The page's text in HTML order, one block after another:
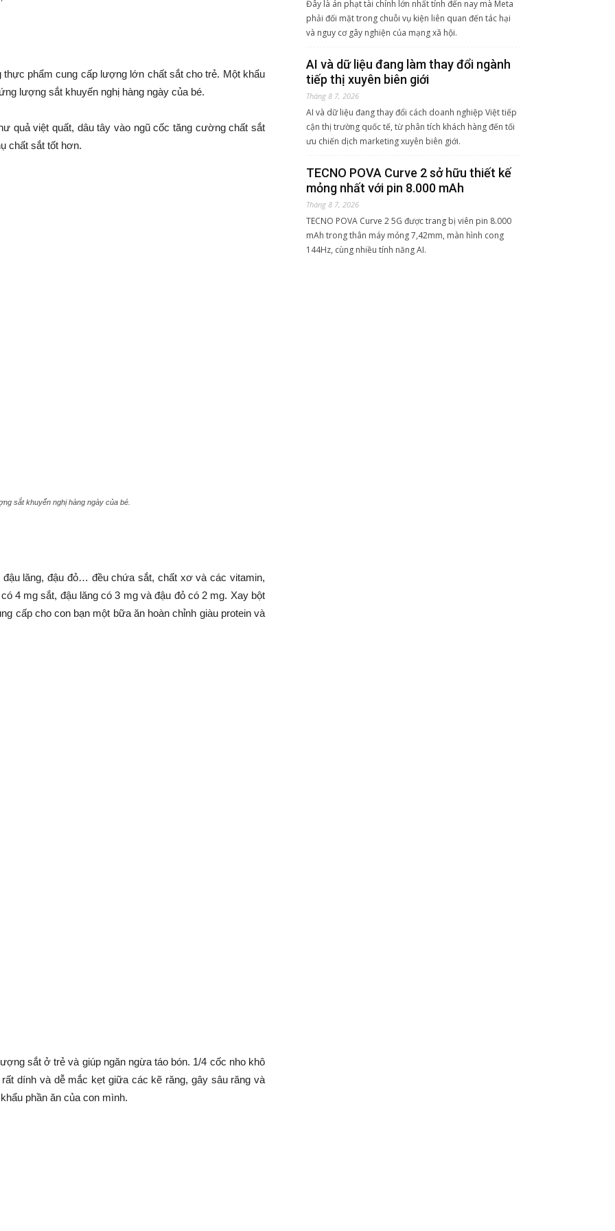
phẩm cung cấp lượng lớn chất sắt cho trẻ. Một khẩu
lượng sắt khuyến nghị hàng ngày của bé.
quả việt quất, dâu tây vào ngũ cốc tăng cường chất sắt
chất sắt tốt hơn.
sắt khuyến nghị hàng ngày của bé.
đậu lăng, đậu đỏ… đều chứa sắt, chất xơ và các vitamin,
4 mg sắt, đậu lăng có 3 mg và đậu đỏ có 2 mg. Xay bột
cấp cho con bạn một bữa ăn hoàn chỉnh giàu protein và
sắt ở trẻ và giúp ngăn ngừa táo bón. 1/4 cốc nho khô
dính và dễ mắc kẹt giữa các kẽ răng, gây sâu răng và
phần ăn của con mình.
Đây là án phạt tài chính lớn nhất tính đến nay mà Meta
phải đối mặt trong chuỗi vụ kiện liên quan đến tác hại
và nguy cơ gây nghiện của mạng xã hội.
AI và dữ liệu đang làm thay đổi ngành
tiếp thị xuyên biên giới
Tháng 8 7, 2026
AI và dữ liệu đang thay đổi cách doanh nghiệp Việt tiếp
cận thị trường quốc tế, từ phân tích khách hàng đến tối
ưu chiến dịch marketing xuyên biên giới.
TECNO POVA Curve 2 sở hữu thiết kế
mỏng nhất với pin 8.000 mAh
Tháng 8 7, 2026
TECNO POVA Curve 2 5G được trang bị viên pin 8.000
mAh trong thân máy mỏng 7,42mm, màn hình cong
144Hz, cùng nhiều tính năng AI.